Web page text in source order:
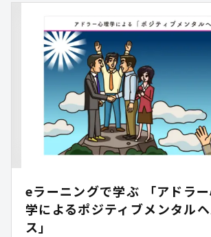
eラーニングで学ぶ 「アドラ
学によるポジティブメンタル
ス」